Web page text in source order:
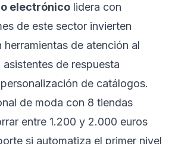
electrónico lidera con
de este sector invierten
herramientas de atención al
de respuesta
de catálogos.
de moda con 8 tiendas
entre 1.200 y 2.000 euros
si automatiza el primer nivel